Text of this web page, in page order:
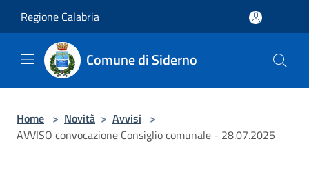
Regione Calabria
Comune di Siderno
Home > Novità > Avvisi >
AVVISO convocazione Consiglio comunale - 28.07.2025